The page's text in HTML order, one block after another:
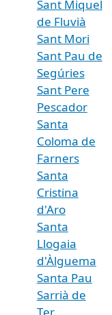
Sant Miquel
de Fluvià
Sant Mori
Sant Pau de
Segúries
Sant Pere
Pescador
Santa
Coloma de
Farners
Santa
Cristina
d'Aro
Santa
Llogaia
d'Àlguema
Santa Pau
Sarrià de
Ter